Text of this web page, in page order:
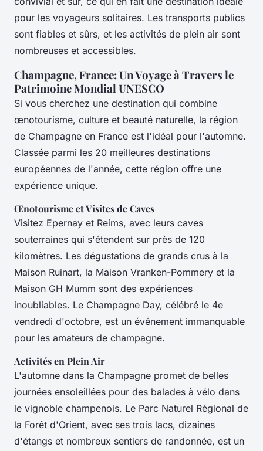
pour les voyageurs solitaires. Les transports publics
sont fiables et sûrs, et les activités de plein air sont
nombreuses et accessibles.
Champagne, France: Un Voyage à Travers le
Patrimoine Mondial UNESCO
Si vous cherchez une destination qui combine
œnotourisme, culture et beauté naturelle, la région
de Champagne en France est l'idéal pour l'automne.
Classée parmi les 20 meilleures destinations
européennes de l'année, cette région offre une
expérience unique.
Œnotourisme et Visites de Caves
Visitez Epernay et Reims, avec leurs caves
souterraines qui s'étendent sur près de 120
kilomètres. Les dégustations de grands crus à la
Maison Ruinart, la Maison Vranken-Pommery et la
Maison GH Mumm sont des expériences
inoubliables. Le Champagne Day, célébré le 4e
vendredi d'octobre, est un événement immanquable
pour les amateurs de champagne.
Activités en Plein Air
L'automne dans la Champagne promet de belles
journées ensoleillées pour des balades à vélo dans
le vignoble champenois. Le Parc Naturel Régional de
la Forêt d'Orient, avec ses trois lacs, dizaines
d'étangs et nombreux sentiers de randonnée, est un